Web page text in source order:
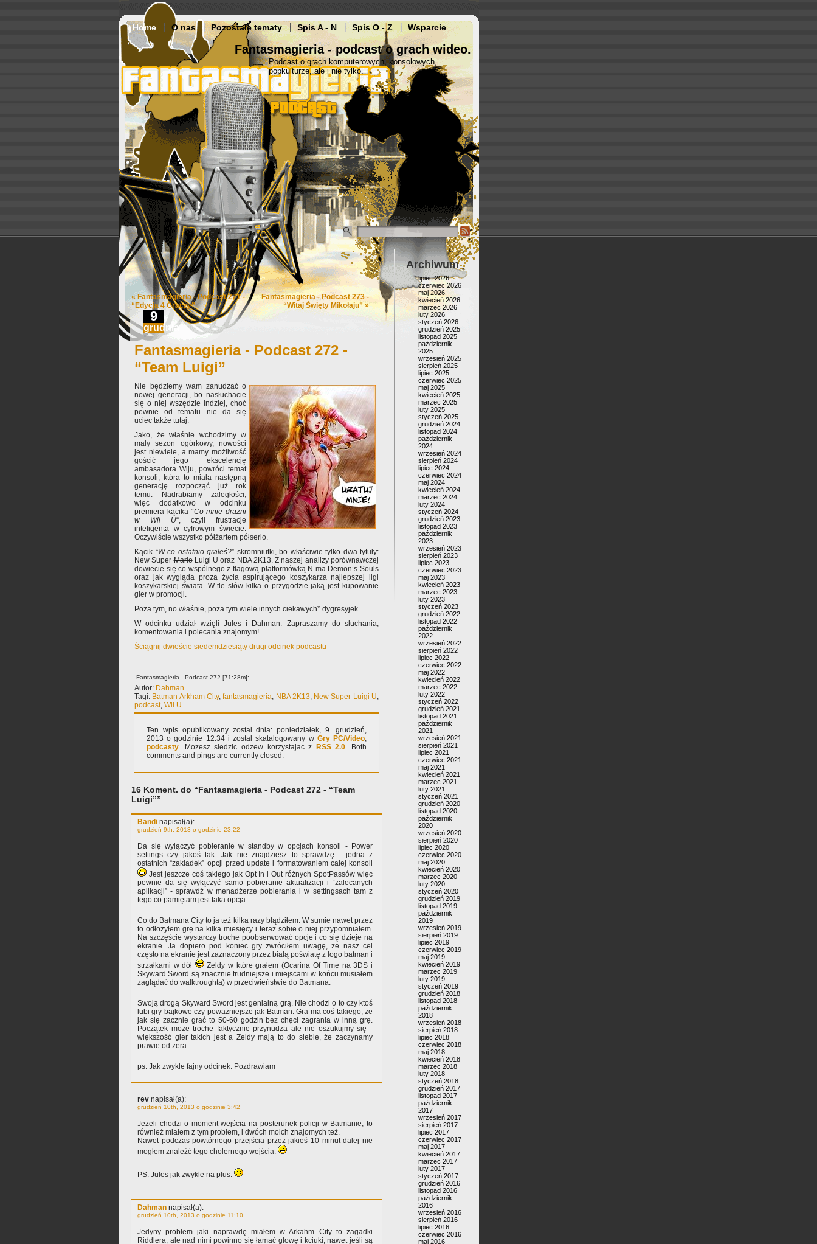
Home O nas Pozostałe tematy Spis A - N Spis O - Z Wsparcie
Fantasmagieria - podcast o grach wideo.
Podcast o grach komputerowych, konsolowych,
popkulturze, ale i nie tylko.
« Fantasmagieria - Podcast 271 -
“Edycja 4 Graczy”
Fantasmagieria - Podcast 273 -
“Witaj Święty Mikołaju”»
9
grudnia
Fantasmagieria - Podcast 272 -
“Team Luigi”
Nie będziemy wam zanudzać o
nowej generacji, bo nasłuchacie
się o niej wszędzie indziej, choć
pewnie od tematu nie da się
uciec także tutaj.
Jako, że właśnie wchodzimy w
mały sezon ogórkowy, nowości
jest niewiele, a mamy możliwość
gościć jego ekscelencję
ambasadora Wiju, powróci temat
konsoli, która to miała następną
generację rozpocząć już rok
temu. Nadrabiamy zaległości,
więc dodatkowo w odcinku
premiera kącika “Co mnie drażni
w Wii U“, czyli frustracje
inteligenta w cyfrowym świecie.
Oczywiście wszystko półżartem półserio.
Kącik “W co ostatnio grałeś?” skromniutki, bo właściwie tylko dwa tytuły:
New SuperMarioLuigi U oraz NBA 2K13. Z naszej analizy porównawczej
dowiecie się co wspólnego z flagową platformówką N ma Demon’s Souls
oraz jak wygląda proza życia aspirującego koszykarza najlepszej ligi
koszykarskiej świata. W tle słów kilka o przygodzie jaką jest kupowanie
gier w promocji.
Poza tym, no właśnie, poza tym wiele innych ciekawych* dygresyjek.
W odcinku udział wzięli Jules i Dahman. Zapraszamy do słuchania,
komentowania i polecania znajomym!
Ściągnij dwieście siedemdziesiąty drugi odcinek podcastu
Fantasmagieria - Podcast 272 [71:28m]:
Autor: Dahman
Tagi: Batman Arkham City,fantasmagieria, NBA 2K13, New Super Luigi U,
podcast, Wii U
Ten wpis opublikowany zostal dnia: poniedziałek, 9. grudzień,
2013 o godzinie 12:34 i zostal skatalogowany w Gry PC/Video,
podcasty. Mozesz sledzic odzew korzystajac z RSS 2.0. Both
comments and pings are currently closed.
16 Koment. do “Fantasmagieria - Podcast 272 - “Team
Luigi””
Bandi napisał(a):
grudzień 9th, 2013 o godzinie 23:22
Da się wyłączyć pobieranie w standby w opcjach konsoli - Power
settings czy jakoś tak. Jak nie znajdziesz to sprawdzę - jedna z
ostatnich “zakładek” opcji przed update i formatowaniem całej konsoli
Jest jeszcze coś takiego jak Opt In i Out różnych SpotPassów więc
pewnie da się wyłączyć samo pobieranie aktualizacji i “zalecanych
aplikacji” - sprawdź w menadżerze pobierania i w settingsach tam z
tego co pamiętam jest taka opcja
Co do Batmana City to ja też kilka razy błądziłem. W sumie nawet przez
to odłożyłem grę na kilka miesięcy i teraz sobie o niej przypomniałem.
Na szczęście wystarczy troche poobserwować opcje i co się dzieje na
ekranie. Ja dopiero pod koniec gry zwróciłem uwagę, że nasz cel
często na ekranie jest zaznaczony przez białą poświatę z logo batman i
strzałkami w dół
Zeldy w które grałem (Ocarina Of Time na 3DS i
Skyward Sword są znacznie trudniejsze i miejscami w końcu musiałem
zaglądać do walktroughta) w przeciwieństwie do Batmana.
Swoją drogą Skyward Sword jest genialną grą. Nie chodzi o to czy ktoś
lubi gry bajkowe czy poważniejsze jak Batman. Gra ma coś takiego, że
jak się zacznie grać to 50-60 godzin bez chęci zagrania w inną grę.
Początek może troche faktycznie przynudza ale nie oszukujmy się -
większość gier takich jest a Zeldy mają to do siebie, że zaczynamy
prawie od zera
ps. Jak zwykle fajny odcinek. Pozdrawiam
rev napisał(a):
grudzień 10th, 2013 o godzinie 3:42
Jeżeli chodzi o moment wejścia na posterunek policji w Batmanie, to
również miałem z tym problem, i dwóch moich znajomych też.
Nawet podczas powtórnego przejścia przez jakieś 10 minut dalej nie
mogłem znaleźć tego cholernego wejścia.
PS. Jules jak zwykle na plus.
Dahman napisał(a):
grudzień 10th, 2013 o godzinie 11:10
Jedyny problem jaki naprawdę miałem w Arkahm City to zagadki
Riddlera, ale nad nimi powinno się łamać głowę i kciuki, nawet jeśli są
Archiwum
lipiec 2026
czerwiec 2026
maj 2026
kwiecień 2026
marzec 2026
luty 2026
styczeń 2026
grudzień 2025
listopad 2025
październik
2025
wrzesień 2025
sierpień 2025
lipiec 2025
czerwiec 2025
maj 2025
kwiecień 2025
marzec 2025
luty 2025
styczeń 2025
grudzień 2024
listopad 2024
październik
2024
wrzesień 2024
sierpień 2024
lipiec 2024
czerwiec 2024
maj 2024
kwiecień 2024
marzec 2024
luty 2024
styczeń 2024
grudzień 2023
listopad 2023
październik
2023
wrzesień 2023
sierpień 2023
lipiec 2023
czerwiec 2023
maj 2023
kwiecień 2023
marzec 2023
luty 2023
styczeń 2023
grudzień 2022
listopad 2022
październik
2022
wrzesień 2022
sierpień 2022
lipiec 2022
czerwiec 2022
maj 2022
kwiecień 2022
marzec 2022
luty 2022
styczeń 2022
grudzień 2021
listopad 2021
październik
2021
wrzesień 2021
sierpień 2021
lipiec 2021
czerwiec 2021
maj 2021
kwiecień 2021
marzec 2021
luty 2021
styczeń 2021
grudzień 2020
listopad 2020
październik
2020
wrzesień 2020
sierpień 2020
lipiec 2020
czerwiec 2020
maj 2020
kwiecień 2020
marzec 2020
luty 2020
styczeń 2020
grudzień 2019
listopad 2019
październik
2019
wrzesień 2019
sierpień 2019
lipiec 2019
czerwiec 2019
maj 2019
kwiecień 2019
marzec 2019
luty 2019
styczeń 2019
grudzień 2018
listopad 2018
październik
2018
wrzesień 2018
sierpień 2018
lipiec 2018
czerwiec 2018
maj 2018
kwiecień 2018
marzec 2018
luty 2018
styczeń 2018
grudzień 2017
listopad 2017
październik
2017
wrzesień 2017
sierpień 2017
lipiec 2017
czerwiec 2017
maj 2017
kwiecień 2017
marzec 2017
luty 2017
styczeń 2017
grudzień 2016
listopad 2016
październik
2016
wrzesień 2016
sierpień 2016
lipiec 2016
czerwiec 2016
maj 2016